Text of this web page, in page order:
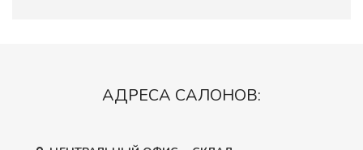
АДРЕСА САЛОНОВ: